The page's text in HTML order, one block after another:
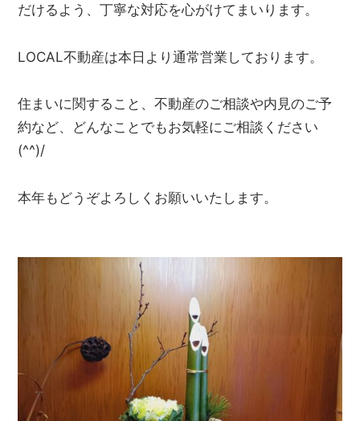
だけるよう、丁寧な対応を心がけてまいります。
LOCAL不動産は本日より通常営業しております。
住まいに関すること、不動産のご相談や内見のご予
約など、どんなことでもお気軽にご相談ください
(^^)/
本年もどうぞよろしくお願いいたします。